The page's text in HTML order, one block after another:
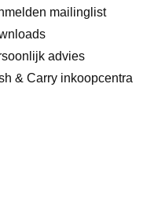
mailinglist
advies
& Carry inkoopcentra